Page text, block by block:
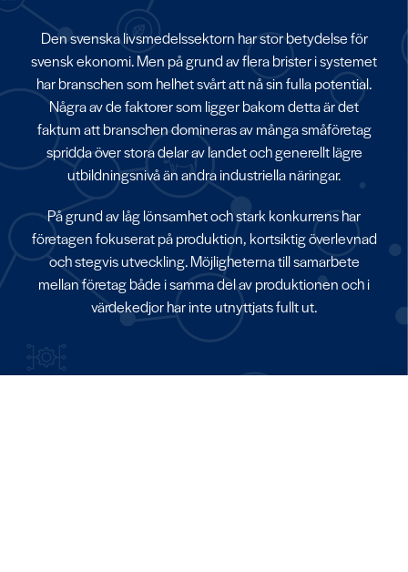
Den svenska livsmedelssektorn har stor betydelse för
svensk ekonomi. Men på grund av flera brister i systemet
har branschen som helhet svårt att nå sin fulla potential.
Några av de faktorer som ligger bakom detta är det
faktum att branschen domineras av många småföretag
spridda över stora delar av landet och generellt lägre
utbildningsnivå än andra industriella näringar.
På grund av låg lönsamhet och stark konkurrens har
företagen fokuserat på produktion, kortsiktig överlevnad
och stegvis utveckling. Möjligheterna till samarbete
mellan företag både i samma del av produktionen och i
värdekedjor har inte utnyttjats fullt ut.